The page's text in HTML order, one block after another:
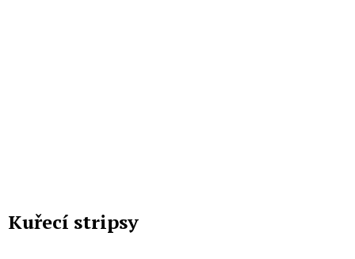
Kuřecí stripsy